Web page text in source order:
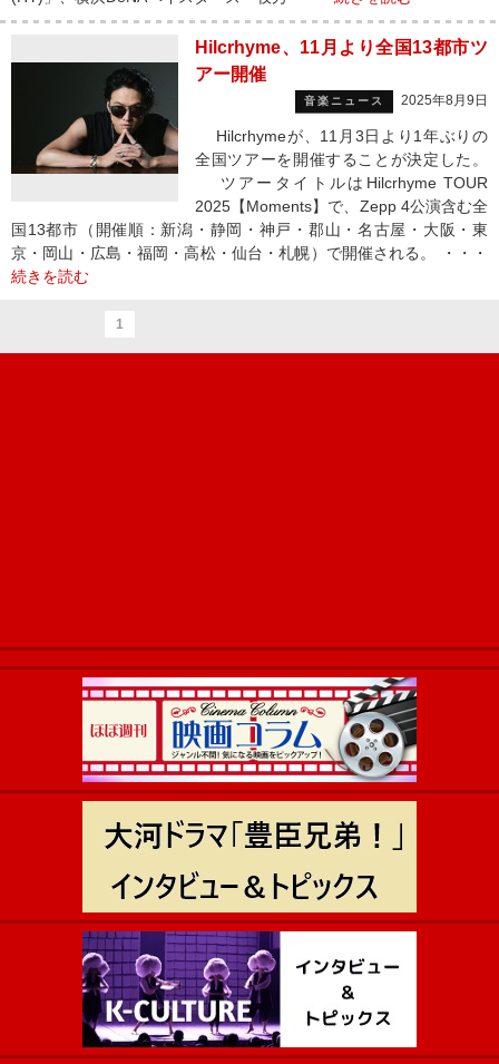
Hilcrhyme、11月より全国13都市ツ
アー開催
音楽ニュース 2025年8月9日
Hilcrhymeが、11月3日より1年ぶりの
全国ツアーを開催することが決定した。
ツアータイトルはHilcrhyme TOUR
2025【Moments】で、Zepp 4公演含む全
国13都市（開催順：新潟・静岡・神戸・郡山・名古屋・大阪・東
京・岡山・広島・福岡・高松・仙台・札幌）で開催される。 ・・・
続きを読む
1